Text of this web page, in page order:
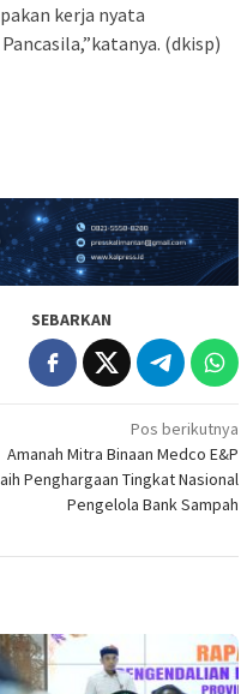
kerja nyata
(dkisp)
SEBARKAN
Pos berikutnya
Amanah Mitra Binaan Medco E&P
Penghargaan Tingkat Nasional
Pengelola Bank Sampah